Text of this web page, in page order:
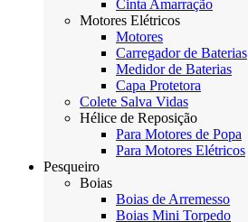
Cinta Amarração
Motores Elétricos
Motores
Carregador de Baterias
Medidor de Baterias
Capa Protetora
Colete Salva Vidas
Hélice de Reposição
Para Motores de Popa
Para Motores Elétricos
Pesqueiro
Boias
Boias de Arremesso
Boias Mini Torpedo